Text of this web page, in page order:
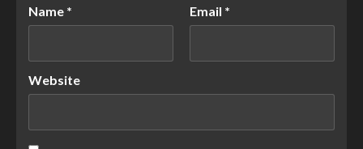
Name * Email *
Website